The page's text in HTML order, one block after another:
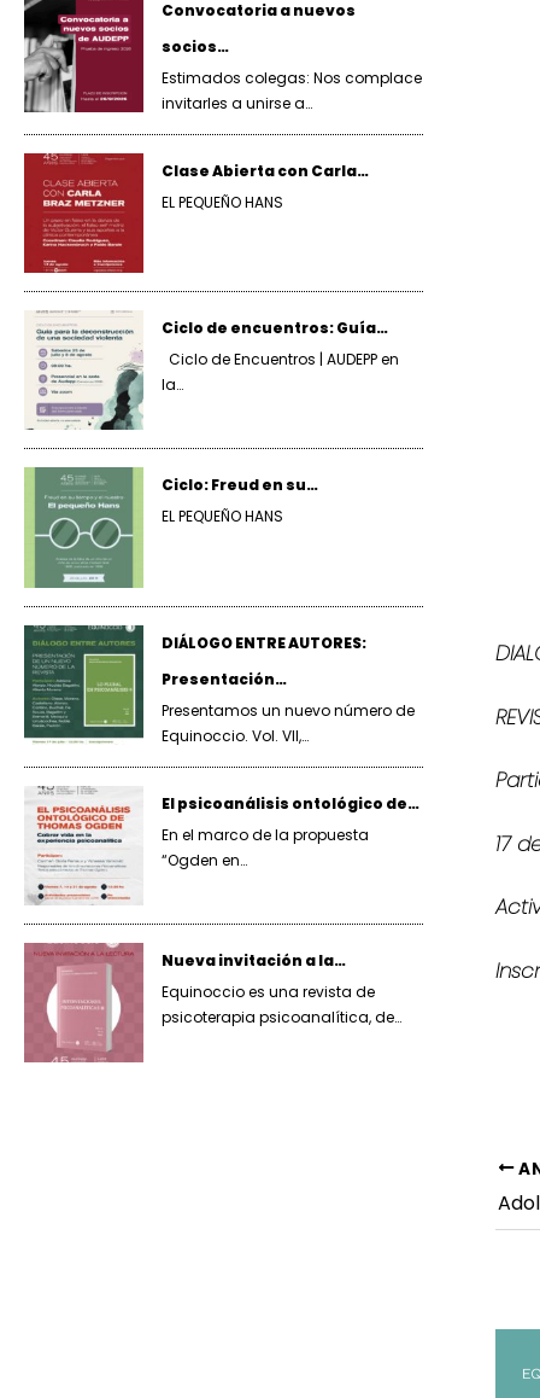
Convocatoria a nuevos
socios…
Estimados colegas: Nos complace
invitarles a unirse a…
Clase Abierta con Carla…
EL PEQUEÑO HANS
Ciclo de encuentros: Guía…
Ciclo de Encuentros | AUDEPP en
la…
Ciclo: Freud en su…
EL PEQUEÑO HANS
DIÁLOGO ENTRE AUTORES:
Presentación…
Presentamos un nuevo número de
Equinoccio. Vol. VII,…
El psicoanálisis ontológico de…
En el marco de la propuesta
“Ogden en…
Nueva invitación a la…
Equinoccio es una revista de
psicoterapia psicoanalítica, de…
17
de